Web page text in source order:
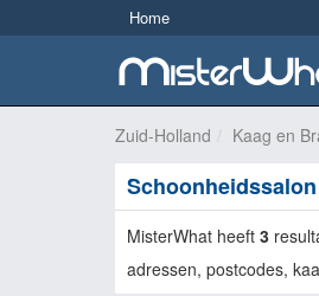
Home
Zuid-Holland Kaag en
MisterWhat heeft 3
adressen, postcodes,